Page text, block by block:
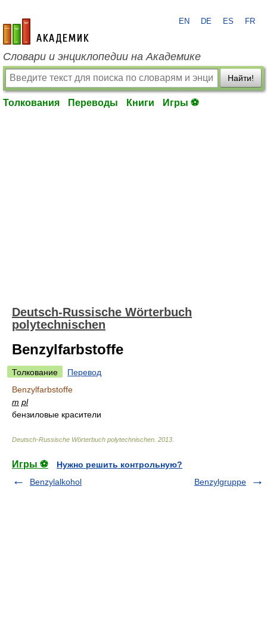
academic.ru
EN DE ES FR
Словари и энциклопедии на Академике
Найти!
Толкования Переводы Книги Игры ⚽
Deutsch-Russische Wörterbuch
polytechnischen
Benzylfarbstoffe
Толкование
Перевод
Benzylfarbstoffe
m pl
бензиловые красители
Deutsch-Russische Wörterbuch polytechnischen 2013
Игры ⚽
Нужно решить контрольную?
Benzylalkohol
Benzylgruppe